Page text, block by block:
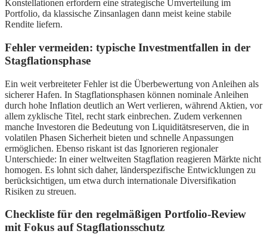
Konstellationen erfordern eine strategische Umverteilung im
Portfolio, da klassische Zinsanlagen dann meist keine stabile
Rendite liefern.
Fehler vermeiden: typische Investmentfallen in der
Stagflationsphase
Ein weit verbreiteter Fehler ist die Überbewertung von Anleihen als
sicherer Hafen. In Stagflationsphasen können nominale Anleihen
durch hohe Inflation deutlich an Wert verlieren, während Aktien, vor
allem zyklische Titel, recht stark einbrechen. Zudem verkennen
manche Investoren die Bedeutung von Liquiditätsreserven, die in
volatilen Phasen Sicherheit bieten und schnelle Anpassungen
ermöglichen. Ebenso riskant ist das Ignorieren regionaler
Unterschiede: In einer weltweiten Stagflation reagieren Märkte nicht
homogen. Es lohnt sich daher, länderspezifische Entwicklungen zu
berücksichtigen, um etwa durch internationale Diversifikation
Risiken zu streuen.
Checkliste für den regelmäßigen Portfolio-Review
mit Fokus auf Stagflationsschutz